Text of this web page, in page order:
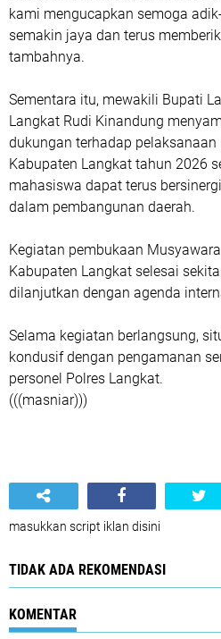
kami mengucapkan semoga
semakin jaya dan terus
tambahnya.
Sementara itu, mewakili Bupati
Langkat Rudi Kinandung
dukungan terhadap pelaksanaan
Kabupaten Langkat tahun 2026
mahasiswa dapat terus
dalam pembangunan daerah.
Kegiatan pembukaan
Kabupaten Langkat selesai
dilanjutkan dengan agenda
Selama kegiatan berlangsung,
kondusif dengan pengamanan
personel Polres Langkat.
(((masniar)))
masukkan script iklan disini
TIDAK ADA REKOMENDASI
KOMENTAR